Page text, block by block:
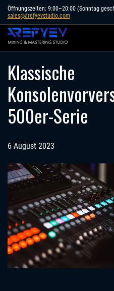
Skip
content
Öffnungszeiten: 9:00–20:00 (Sonntag
sales@arefyevstudio.com
Klassische
500er-Serie
6 August 2023